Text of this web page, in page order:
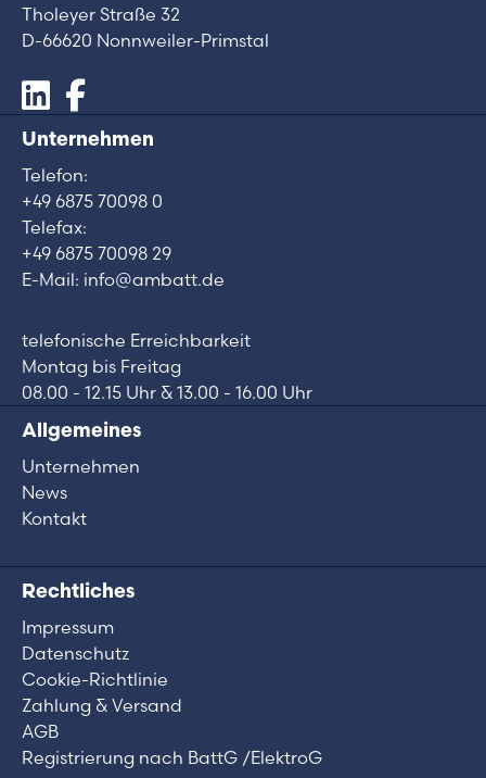
Tholeyer Straße 32
D-66620 Nonnweiler-Primstal
Unternehmen
Telefon:
+49 6875 70098 0
Telefax:
+49 6875 70098 29
E-Mail: info@ambatt.de
telefonische Erreichbarkeit
Montag bis Freitag
08.00 - 12.15 Uhr & 13.00 - 16.00 Uhr
Allgemeines
Unternehmen
News
Kontakt
Rechtliches
Impressum
Datenschutz
Cookie-Richtlinie
Zahlung & Versand
AGB
Registrierung nach BattG /ElektroG